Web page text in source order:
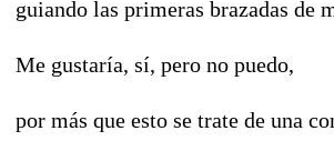
guiando las primeras brazadas de
Me gustaría, sí, pero no puedo,
por más que esto se trate de una